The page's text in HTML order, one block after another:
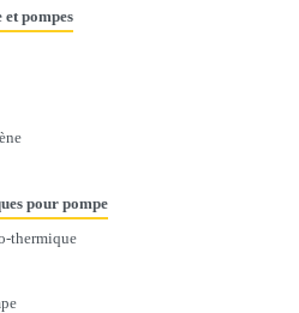
pompes
pour pompe
thermique